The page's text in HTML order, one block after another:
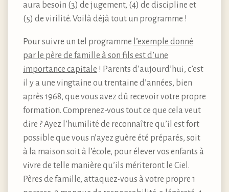
aura besoin (3) de jugement, (4) de discipline et
(5) de virilité. Voilà déjà tout un programme !
Pour suivre un tel programme l’exemple donné
par le père de famille à son fils est d’une
importance capitale ! Parents d’aujourd’hui, c’est
il y a une vingtaine ou trentaine d’années, bien
après 1968, que vous avez dû recevoir votre propre
formation. Comprenez-vous tout ce que cela veut
dire ? Ayez l’humilité de reconnaître qu’il est fort
possible que vous n’ayez guère été préparés, soit
à la maison soit à l’école, pour élever vos enfants à
vivre de telle manière qu’ils mériteront le Ciel.
Pères de famille, attaquez-vous à votre propre 1